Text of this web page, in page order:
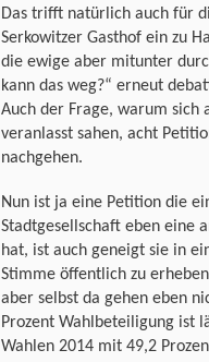
Das trifft natürlich auch für
Serkowitzer Gasthof ein zu
die ewige aber mitunter
kann das weg?“ erneut
Auch der Frage, warum sich
veranlasst sahen, acht
nachgehen.
Nun ist ja eine Petition die
Stadtgesellschaft eben eine
hat, ist auch geneigt sie in
Stimme öffentlich zu
aber selbst da gehen eben
Prozent Wahlbeteiligung ist
Wahlen 2014 mit 49,2